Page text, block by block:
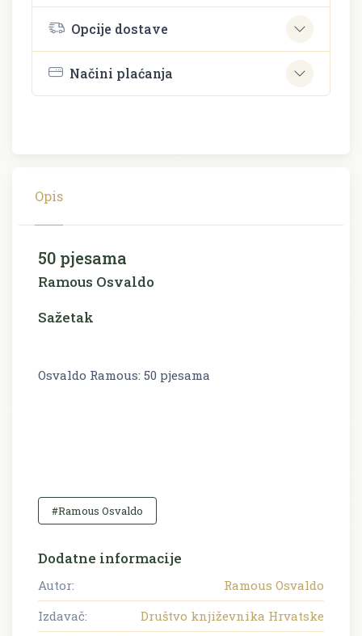
Opcije dostave
Načini plaćanja
Opis
50 pjesama
Ramous Osvaldo
Sažetak
Osvaldo Ramous: 50 pjesama
#Ramous Osvaldo
Dodatne informacije
Autor:
Ramous Osvaldo
Izdavač:
Društvo književnika Hrvatske